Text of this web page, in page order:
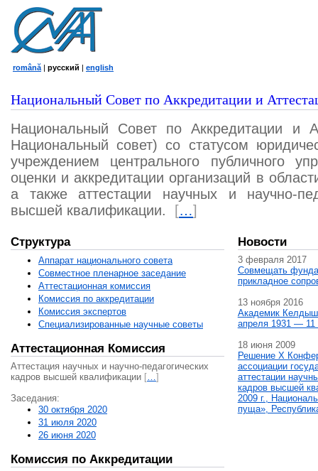
română | русский | english
Национальный Совет по Аккредитации и
Национальный Совет по Аккредитации и
Национальный совет) со статусом
учреждением центрального публичного
оценки и аккредитации организаций в
а также аттестации научных и научно-
высшей квалификации.
[…]
Структура
Аппарат национального совета
Совместное пленарное заседание
Аттестационная комисcия
Комиссия по аккредитации
Комиссия экспертов
Специализированные научные советы
Аттестационная Комиссия
Аттестация научных и научно-педагогических
кадров высшей квалификации […]
Заседания:
30 октября 2020
31 июля 2020
26 июня 2020
Комиссия по Аккредитации
Новости
3 февраля 2017
Совмещать
прикладное
13 ноября 2016
Академик
апреля 1931 — 11
18 июня 2009
Решение X
ассоциации
аттестации
кадров высшей
2009 г.,
пуща»,